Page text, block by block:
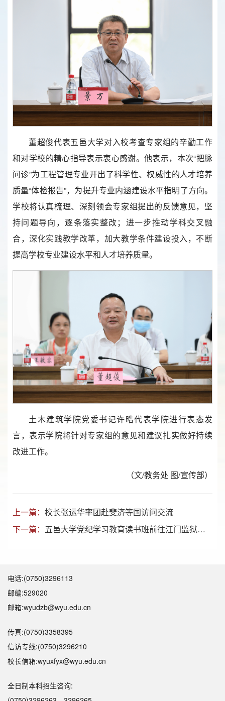
董超俊代表五邑大学对入校考查专家组的辛勤工作
和对学校的精心指导表示衷心感谢。他表示，本次“把脉
问诊”为工程管理专业开出了科学性、权威性的人才培养
质量“体检报告”，为提升专业内涵建设水平指明了方向。
学校将认真梳理、深刻领会专家组提出的反馈意见，坚
持问题导向，逐条落实整改；进一步推动学科交叉融
合，深化实践教学改革，加大教学条件建设投入，不断
提高学校专业建设水平和人才培养质量。
土木建筑学院党委书记许晧代表学院进行表态发
言，表示学院将针对专家组的意见和建议扎实做好持续
改进工作。
（文/教务处 图/宣传部）
上一篇： 校长张运华率团赴斐济等国访问交流
下一篇： 五邑大学党纪学习教育读书班前往江门监狱开展现场教学活动
电话:(0750)3296113
邮编:529020
邮箱:wyudzb@wyu.edu.cn
传真:(0750)3358395
信访专线:(0750)3296210
校长信箱:wyuxfyx@wyu.edu.cn
全日制本科招生咨询: